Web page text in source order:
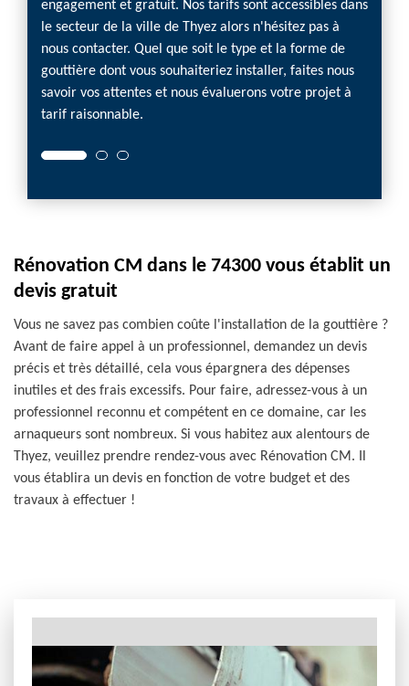
engagement et gratuit. Nos tarifs sont accessibles dans
le secteur de la ville de Thyez alors n'hésitez pas à
nous contacter. Quel que soit le type et la forme de
gouttière dont vous souhaiteriez installer, faites nous
savoir vos attentes et nous évaluerons votre projet à
tarif raisonnable.
Rénovation CM dans le 74300 vous établit un
devis gratuit
Vous ne savez pas combien coûte l'installation de la gouttière ?
Avant de faire appel à un professionnel, demandez un devis
précis et très détaillé, cela vous épargnera des dépenses
inutiles et des frais excessifs. Pour faire, adressez-vous à un
professionnel reconnu et compétent en ce domaine, car les
arnaqueurs sont nombreux. Si vous habitez aux alentours de
Thyez, veuillez prendre rendez-vous avec Rénovation CM. Il
vous établira un devis en fonction de votre budget et des
travaux à effectuer !